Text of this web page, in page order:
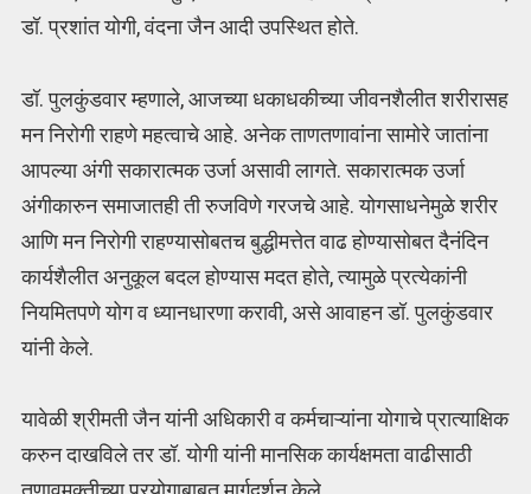
डॉ. प्रशांत योगी, वंदना जैन आदी उपस्थित होते.
डॉ. पुलकुंडवार म्हणाले, आजच्या धकाधकीच्या जीवनशैलीत शरीरासह
मन निरोगी राहणे महत्वाचे आहे. अनेक ताणतणावांना सामोरे जातांना
आपल्या अंगी सकारात्मक उर्जा असावी लागते. सकारात्मक उर्जा
अंगीकारुन समाजातही ती रुजविणे गरजचे आहे. योगसाधनेमुळे शरीर
आणि मन निरोगी राहण्यासोबतच बुद्धीमत्तेत वाढ होण्यासोबत दैनंदिन
कार्यशैलीत अनुकूल बदल होण्यास मदत होते, त्यामुळे प्रत्येकांनी
नियमितपणे योग व ध्यानधारणा करावी, असे आवाहन डॉ. पुलकुंडवार
यांनी केले.
यावेळी श्रीमती जैन यांनी अधिकारी व कर्मचाऱ्यांना योगाचे प्रात्याक्षिक
करुन दाखविले तर डॉ. योगी यांनी मानसिक कार्यक्षमता वाढीसाठी